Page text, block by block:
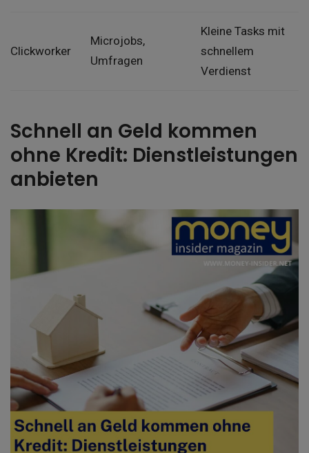
Clickworker
Microjobs,
Umfragen
Kleine Tasks mit
schnellem
Verdienst
Schnell an Geld kommen
ohne Kredit: Dienstleistungen
anbieten